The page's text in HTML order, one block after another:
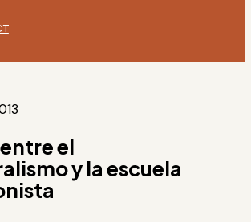
el
y la escuela